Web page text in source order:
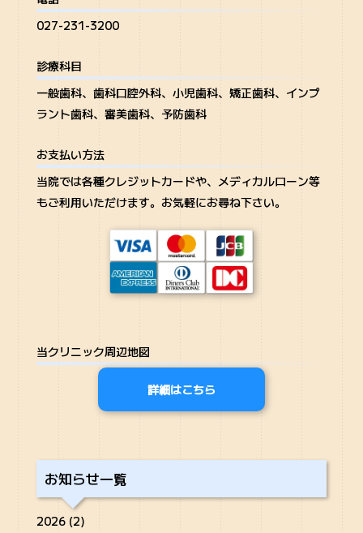
027-231-3200
診療科目
一般歯科、歯科口腔外科、小児歯科、矯正歯科、インプ
ラント歯科、審美歯科、予防歯科
お支払い方法
当院では各種クレジットカードや、メディカルローン等
もご利用いただけます。お気軽にお尋ね下さい。
当クリニック周辺地図
詳細はこちら
お知らせ一覧
2026 (2)